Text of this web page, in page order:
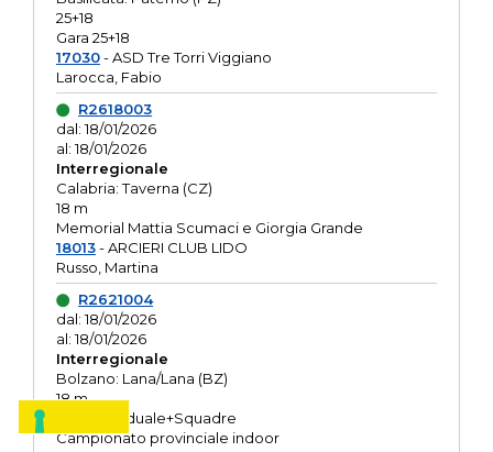
25+18
Gara 25+18
17030- ASD Tre Torri Viggiano
Larocca, Fabio
R2618003
dal: 18/01/2026
al: 18/01/2026
Interregionale
Calabria: Taverna (CZ)
18 m
Memorial Mattia Scumaci e Giorgia Grande
18013- ARCIERI CLUB LIDO
Russo, Martina
R2621004
dal: 18/01/2026
al: 18/01/2026
Interregionale
Bolzano: Lana/Lana (BZ)
18 m
O.R. Individuale+Squadre
Campionato provinciale indoor